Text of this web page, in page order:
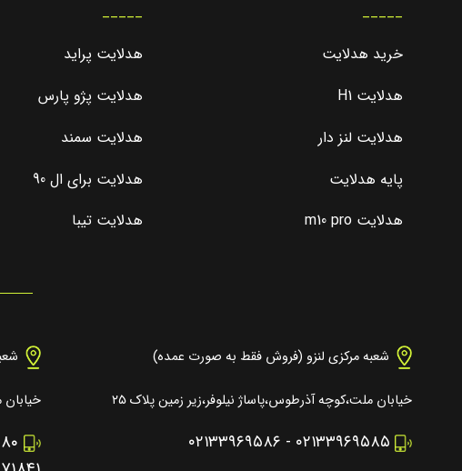
_____
خرید هدلایت
هدلایت H1
هدلایت لنز دار
پایه هدلایت
هدلایت m10 pro
_____
هدلایت پراید
هدلایت پژو پارس
هدلایت سمند
هدلایت برای ال 90
هدلایت تیبا
شعبه مرکزی لنزو (فروش فقط به صورت عمده)
خیابان ملت،کوچه آذرطوس،پاساژ نیلوفر،زیر زمین پلاک ۲۵
۰۲۱۳۳۹۶۹۵۸۵ - ۰۲۱۳۳۹۶۹۵۸۶